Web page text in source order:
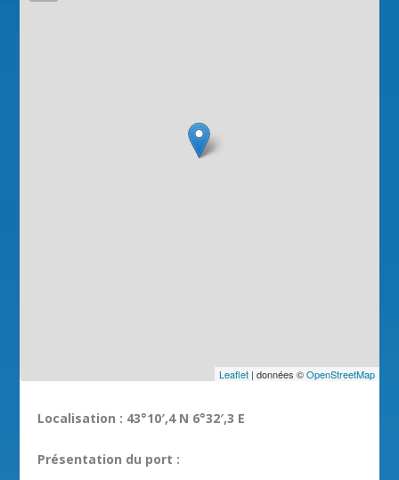
Leaflet| données ©OpenStreetMap
Localisation : 43°10′,4 N 6°32′,3 E
Présentation du port :